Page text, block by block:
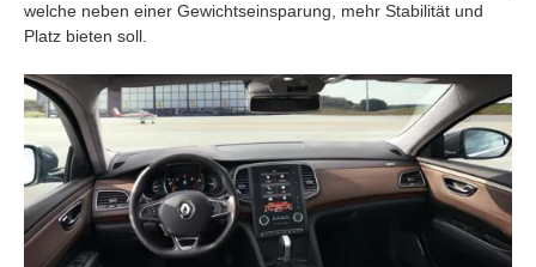
welche neben einer Gewichtseinsparung, mehr Stabilität und
Platz bieten soll.